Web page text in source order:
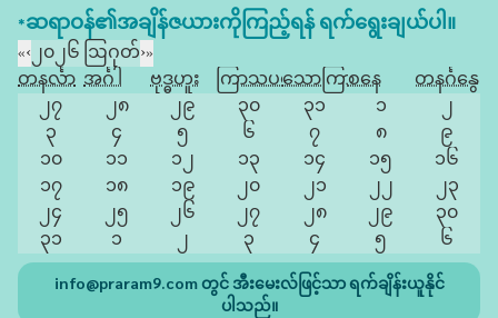
*ဆရာဝန်၏အချိန်ဇယားကိုကြည့်ရန် ရက်ရွေးချယ်ပါ။
«‹ ၂၀၂၆ ဩဂုတ်›»
တနင်္လာ အင်္ဂါ ဗုဒ္ဓဟူး ကြာသပတေးသောကြာစနေ
တနင်္ဂနွေ
၂၇
၂၈ ၂၉ ၃၀ ၃၁ ၁
၂
၃
၄ ၅ ၆ ၇ ၈
၉
၁၀
၁၁ ၁၂ ၁၃ ၁၄ ၁၅
၁၆
၁၇
၁၈ ၁၉ ၂၀ ၂၁ ၂၂
၂၃
၂၄
၂၅ ၂၆ ၂၇ ၂၈ ၂၉
၃၀
၃၁
၁ ၂ ၃ ၄ ၅ ၆
info@praram9.comတွင် အီးမေးလ်ဖြင့်သာ ရက်ချိန်းယူနိုင်
ပါသည်။